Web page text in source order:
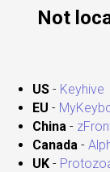
Not
US - Keyhive
EU -
China -
Canada -
UK -